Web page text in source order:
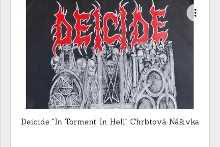
more_vert
Deicide "In Torment In Hell" Chrbtová Nášivka